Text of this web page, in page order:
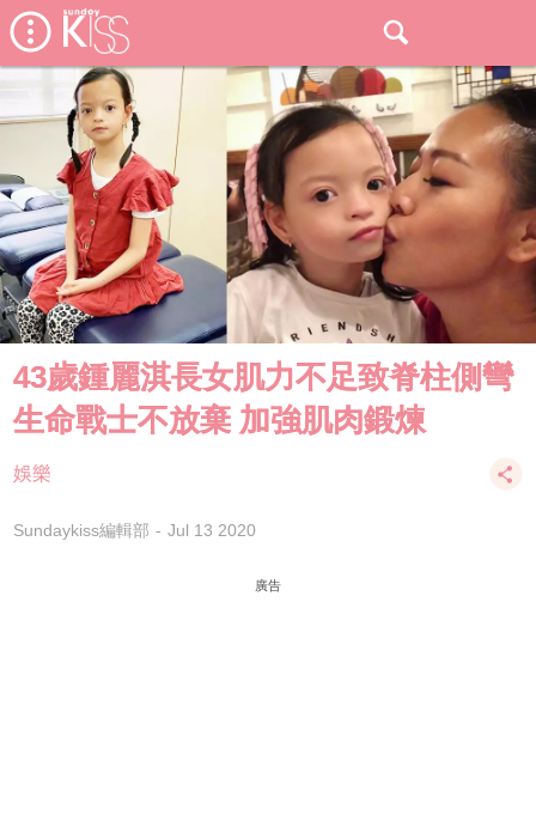
43歲鍾麗淇長女肌力不足致脊柱側彎
生命戰士不放棄 加強肌肉鍛煉
娛樂
Sundaykiss編輯部 Jul 13 2020
廣告